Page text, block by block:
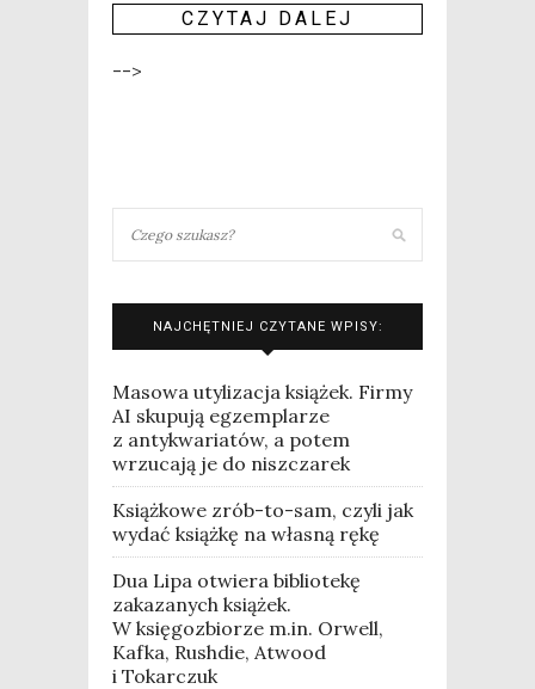
CZY­TAJ DALEJ
-->
NAJCHĘTNIEJ CZYTANE WPISY:
Masowa utylizacja książek. Firmy
AI skupują egzemplarze
z antykwariatów, a potem
wrzucają je do niszczarek
Książkowe zrób-to-sam, czyli jak
wydać książkę na własną rękę
Dua Lipa otwiera bibliotekę
zakazanych książek.
W księgozbiorze m.in. Orwell,
Kafka, Rushdie, Atwood
i Tokarczuk